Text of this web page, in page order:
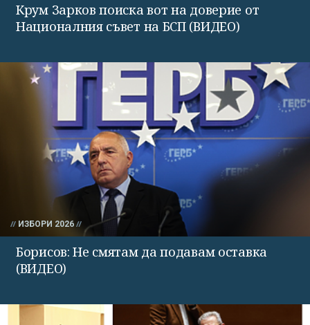
Крум Зарков поиска вот на доверие от
Националния съвет на БСП (ВИДЕО)
ИЗБОРИ 2026
Борисов: Не смятам да подавам оставка
(ВИДЕО)